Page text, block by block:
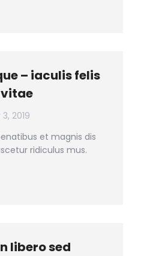
– iaculis felis
2019
et magnis dis
ridiculus mus.
libero sed